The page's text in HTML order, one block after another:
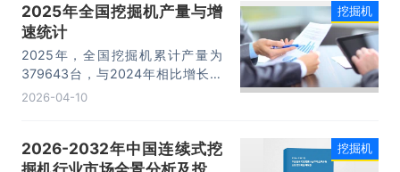
约23.60万台。但随着国内基础设施
投资的持续改善，以及设备更新需求
的不断增长，国内挖掘机市场也在逐
渐回暖，2025年我国挖掘机累计产
2025年全国挖掘机产量与增
速统计
2025年，全国挖掘机累计产量为
379643台，与2024年相比增长了
80305台，产量累计同比增长
2026-04-10
挖掘机
2026-2032年中国连续式挖
挖掘机